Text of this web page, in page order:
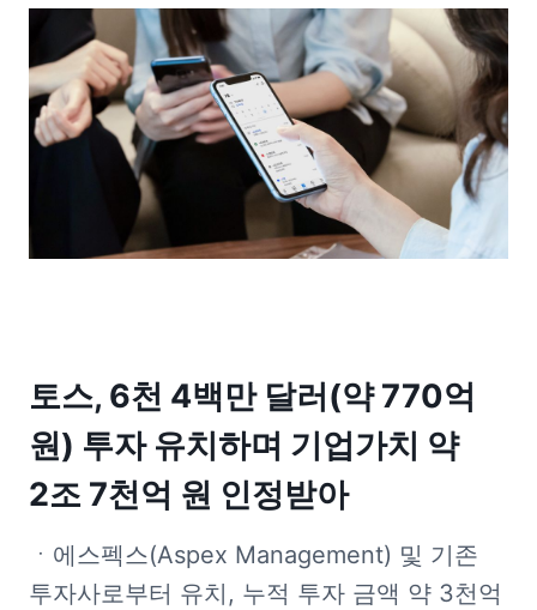
토스, 6천 4백만 달러(약 770억
원) 투자 유치하며 기업가치 약
2조 7천억 원 인정받아
ㆍ에스펙스(Aspex Management) 및 기존
투자사로부터 유치, 누적 투자 금액 약 3천억